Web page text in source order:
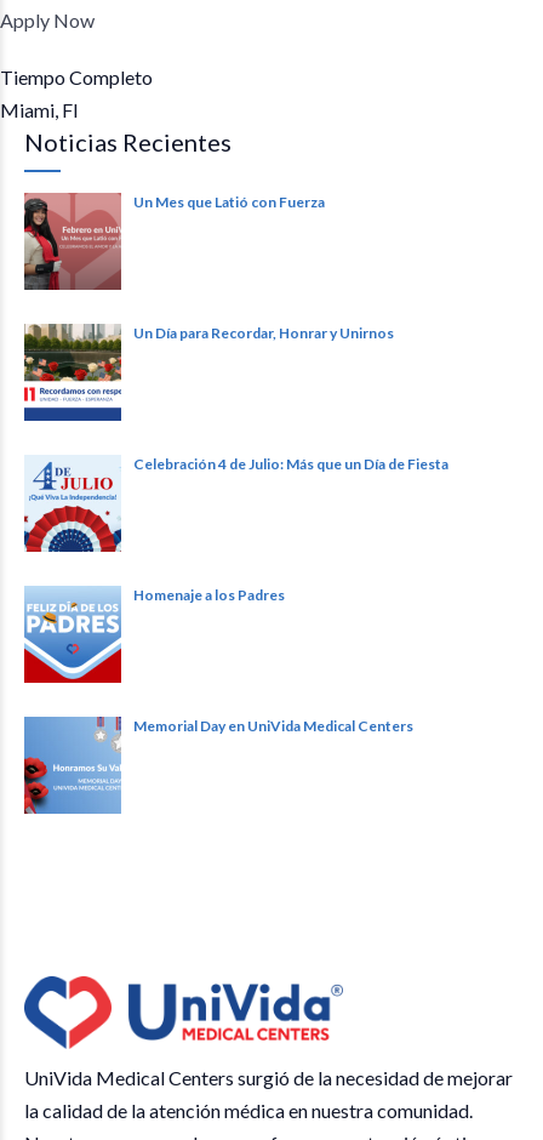
Apply Now
Tiempo Completo
Miami, Fl
Noticias Recientes
Un Mes que Latió con Fuerza
Un Día para Recordar, Honrar y Unirnos
Celebración 4 de Julio: Más que un Día de Fiesta
Homenaje a los Padres
Memorial Day en UniVida Medical Centers
UniVida Medical Centers surgió de la necesidad de mejorar
la calidad de la atención médica en nuestra comunidad.